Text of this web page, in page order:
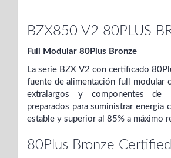
BZX850 V2 80PLUS
Full Modular 80Plus Bronze
La serie BZX V2 con certificado
fuente de alimentación full modular
extralargos y componentes de
preparados para suministrar energía
estable y superior al 85% a máximo
80Plus Bronze Certified